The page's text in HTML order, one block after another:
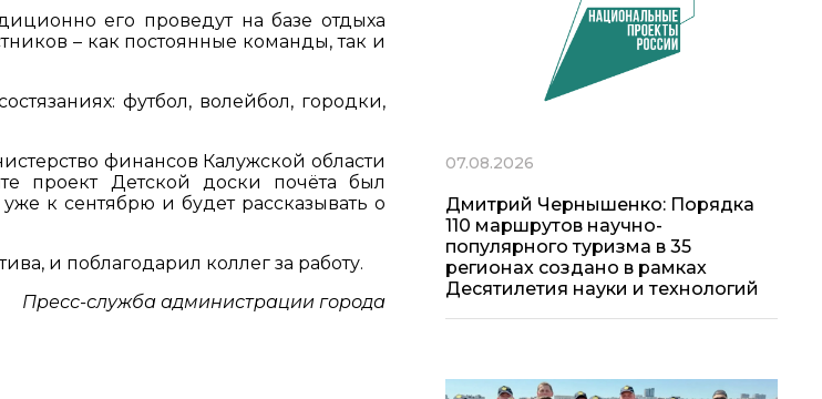
его проведут на базе отдыха
– как постоянные команды, так и
футбол, волейбол, городки,
финансов Калужской области
проект Детской доски почёта был
к сентябрю и будет рассказывать о
и поблагодарил коллег за работу.
Пресс-служба администрации города
07.08.2026
Дмитрий Чернышенко: Порядка
110 маршрутов научно-
популярного туризма в 35
регионах создано в рамках
Десятилетия науки и технологий